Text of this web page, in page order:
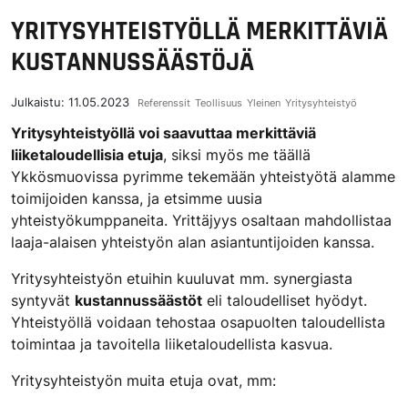
YRITYSYHTEISTYÖLLÄ MERKITTÄVIÄ
KUSTANNUSSÄÄSTÖJÄ
Julkaistu: 11.05.2023 Referenssit Teollisuus Yleinen Yritysyhteistyö
Yritysyhteistyöllä voi saavuttaa merkittäviä
liiketaloudellisia etuja, siksi myös me täällä
Ykkösmuovissa pyrimme tekemään yhteistyötä alamme
toimijoiden kanssa, ja etsimme uusia
yhteistyökumppaneita. Yrittäjyys osaltaan mahdollistaa
laaja-alaisen yhteistyön alan asiantuntijoiden kanssa.
Yritysyhteistyön etuihin kuuluvat mm. synergiasta
syntyvät kustannussäästöt eli taloudelliset hyödyt.
Yhteistyöllä voidaan tehostaa osapuolten taloudellista
toimintaa ja tavoitella liiketaloudellista kasvua.
Yritysyhteistyön muita etuja ovat, mm: